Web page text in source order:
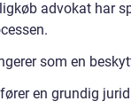
advokat har
som en
en grundig